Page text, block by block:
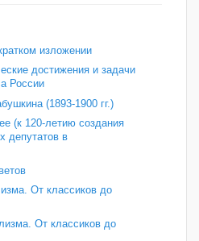
изложении
достижения и задачи
России
(1893-1900 гг.)
(к 120‑летию создания
депутатов в
От классиков до
От классиков до